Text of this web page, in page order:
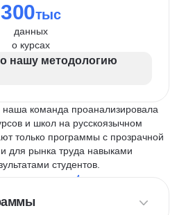
300тыс
данных
о курсах
нашу методологию
наша команда проанализировала
и школ на русскоязычном
только программы с прозрачной
для рынка труда навыками
студентов.
оцениваем по
4 критериям